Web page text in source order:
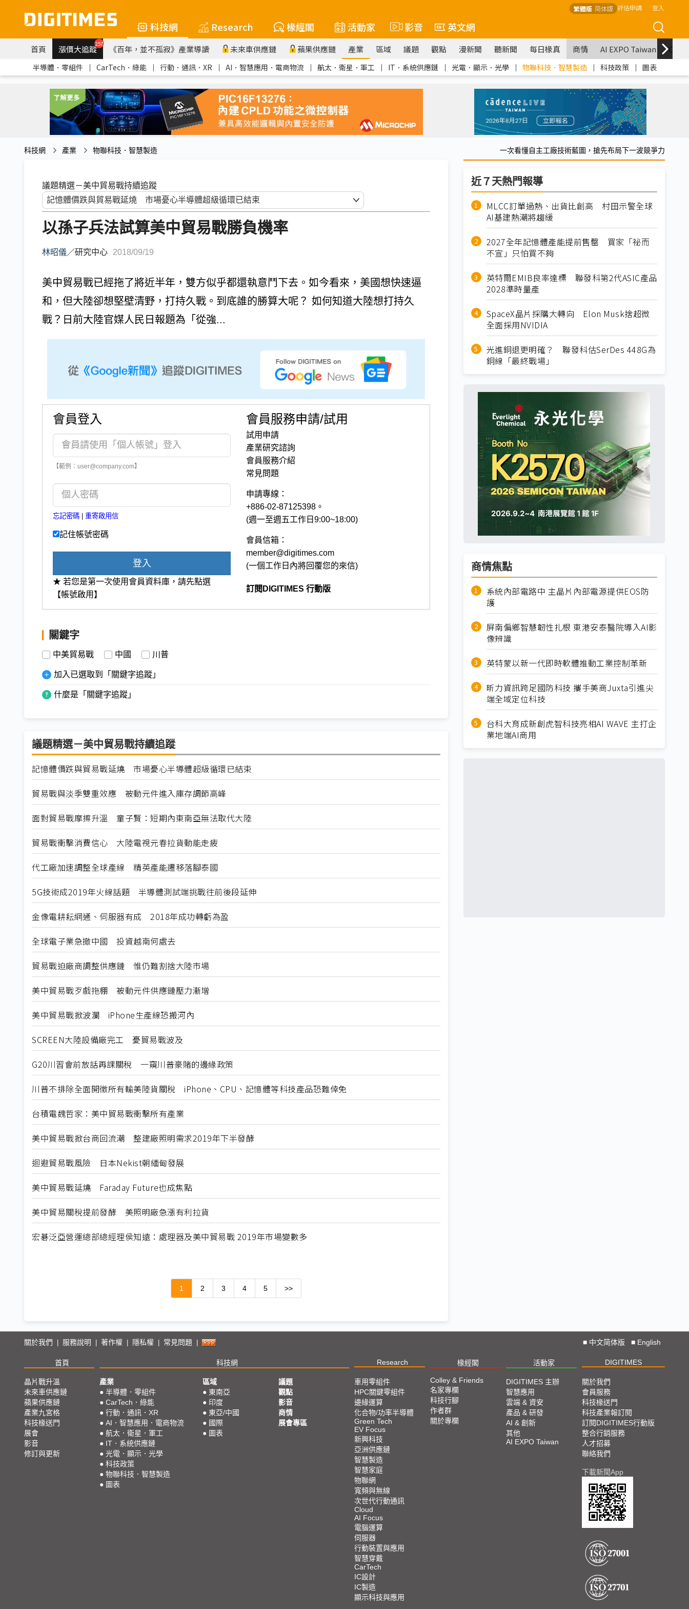
繁體版 简体版 評估申請 登入
科技網 Research 椽經閣 活動家 影音 英文網
首頁 漲價大追蹤257 《百年，並不孤寂》產業導讀 未來車供應鏈 蘋果供應鏈 產業 區域 議題 觀點 漫新聞 聽新聞 每日椽真 商情 AI EXPO Taiwan
半導體．零組件 ｜ CarTech．綠能 ｜ 行動．通訊．XR ｜ AI．智慧應用．電商物流 ｜ 航太．衛星．軍工 ｜ IT．系統供應鏈 ｜ 光電．顯示．光學 ｜ 物聯科技．智慧製造 ｜ 科技政策 ｜ 圖表
科技網 產業 物聯科技．智慧製造 一次看懂自主工廠技術藍圖，搶先布局下一波競爭力
議題精選－美中貿易戰持續追蹤
以孫子兵法試算美中貿易戰勝負機率
林昭儀／研究中心 2018/09/19
美中貿易戰已經拖了將近半年，雙方似乎都還執意鬥下去。如今看來，美國想快速逼
和，但大陸卻想堅壁清野，打持久戰。到底誰的勝算大呢？ 如何知道大陸想打持久
戰？日前大陸官媒人民日報題為「從強...
會員登入
【範例：user@company.com】
忘記密碼 重寄啟用信
記住帳號密碼
登入
★ 若您是第一次使用會員資料庫，請先點選
【帳號啟用】
會員服務申請/試用
試用申請
產業研究諮詢
會員服務介紹
常見問題
申請專線：
+886-02-87125398。
(週一至週五工作日9:00~18:00)
會員信箱：
member@digitimes.com
(一個工作日內將回覆您的來信)
訂閱DIGITIMES 行動版
關鍵字
中美貿易戰 中國 川普
加入已選取到「關鍵字追蹤」
什麼是「關鍵字追蹤」
議題精選－美中貿易戰持續追蹤
記憶體價跌與貿易戰延燒 市場憂心半導體超級循環已結束
貿易戰與淡季雙重效應 被動元件進入庫存調節高峰
面對貿易戰摩擦升溫 童子賢：短期內東南亞無法取代大陸
貿易戰衝擊消費信心 大陸電視元春拉貨動能走疲
代工廠加速調整全球產線 精英產能遷移落腳泰國
5G技術成2019年火線話題 半導體測試端挑戰往前後段延伸
金像電耕耘網通、伺服器有成 2018年成功轉虧為盈
全球電子業急撤中國 投資越南何處去
貿易戰迫廠商調整供應鏈 惟仍難割捨大陸市場
美中貿易戰歹戲拖棚 被動元件供應鏈壓力漸增
美中貿易戰掀波瀾 iPhone生產線恐搬河內
SCREEN大陸設備廠完工 憂貿易戰波及
G20川習會前放話再課關稅 一窺川普豪賭的邊緣政策
川普不排除全面開徵所有輸美陸貨關稅 iPhone、CPU、記憶體等科技產品恐難倖免
台積電魏哲家：美中貿易戰衝擊所有產業
美中貿易戰掀台商回流潮 整建廠照明需求2019年下半發酵
迴避貿易戰風險 日本Nekist朝緬甸發展
美中貿易戰延燒 Faraday Future也成焦點
美中貿易關稅提前發酵 美照明廠急漲有利拉貨
宏碁泛亞營運總部總經理侯知遠：處理器及美中貿易戰 2019年市場變數多
1 2 3 4 5 >>
近７天熱門報導
MLCC訂單過熱、出貨比創高 村田示警全球
AI基建熱潮將趨緩
2027全年記憶體產能提前售罄 買家「祕而
不宣」只怕買不夠
英特爾EMIB良率達標 聯發科第2代ASIC產品
2028準時量產
SpaceX晶片採購大轉向 Elon Musk捨超微
全面採用NVIDIA
光進銅退更明確？ 聯發科估SerDes 448G為
銅線「最終戰場」
商情焦點
系統內部電路中 主晶片內部電源提供EOS防
護
屏南偏鄉智慧韌性扎根 東港安泰醫院導入AI影
像辨識
英特蒙以新一代即時軟體推動工業控制革新
昕力資訊跨足國防科技 攜手美商Juxta引進尖
端全域定位科技
台科大育成新創虎智科技亮相AI WAVE 主打企
業地端AI商用
關於我們 服務說明 著作權 隱私權 常見問題 ■ 中文简体版 ■ English
首頁 科技網 Research 椽經閣 活動家 DIGITIMES
晶片戰升溫
未來車供應鏈
蘋果供應鏈
產業九宮格
科技椽送門
展會
影音
修訂與更新
產業
● 半導體．零組件
● CarTech．綠能
● 行動．通訊．XR
● AI．智慧應用．電商物流
● 航太．衛星．軍工
● IT．系統供應鏈
● 光電．顯示．光學
● 科技政策
● 物聯科技．智慧製造
● 圖表
區域
● 東南亞
● 印度
● 東亞/中國
● 國際
● 圖表
議題
觀點
影音
商情
展會專區
車用零組件
HPC關鍵零組件
邊緣運算
化合物/功率半導體
Green Tech
EV Focus
新興科技
亞洲供應鏈
智慧製造
智慧家庭
物聯網
寬頻與無線
次世代行動通訊
Cloud
AI Focus
電腦運算
伺服器
行動裝置與應用
智慧穿戴
CarTech
IC設計
IC製造
顯示科技與應用
Colley & Friends
名家專欄
科技行腳
作者群
關於專欄
DIGITIMES 主辦
智慧應用
雲端 & 資安
產品 & 研發
AI & 創新
其他
AI EXPO Taiwan
關於我們
會員服務
科技椽送門
科技產業報訂閱
訂閱DIGITIMES行動版
整合行銷服務
人才招募
聯絡我們
下載新聞App